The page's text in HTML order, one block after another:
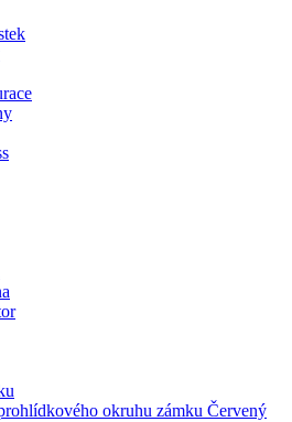
okruhu zámku Červený